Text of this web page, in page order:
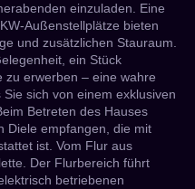
einzuladen. Eine
Außenstellplätze bieten
und zusätzlichen Stauraum.
ein Stück
zu erwerben – eine wahre
sich von einem exklusiven
Betreten des Hauses
Diele empfangen, die mit
ist. Vom Flur aus
Der Flurbereich führt
betriebenen